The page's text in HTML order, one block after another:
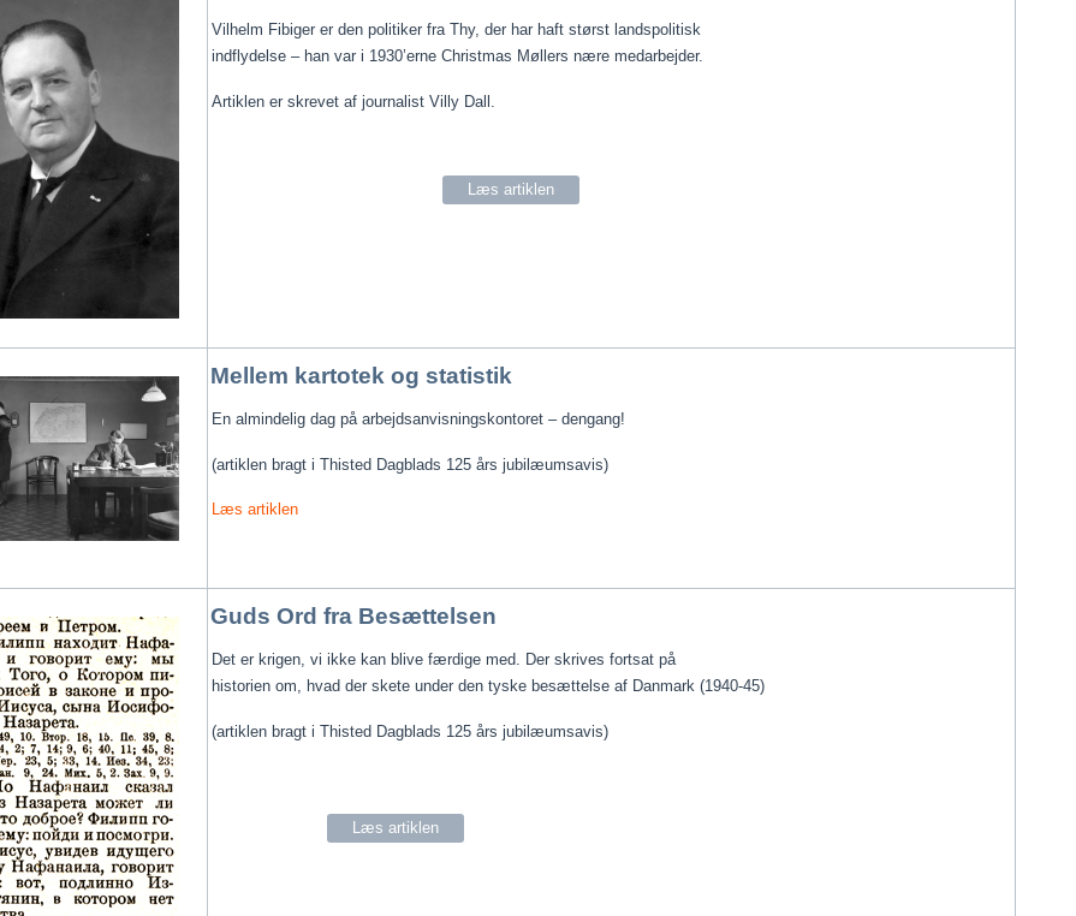
Vilhelm Fibiger er den politiker fra Thy, der har haft størst landspolitisk
indflydelse – han var i 1930’erne Christmas Møllers nære medarbejder.
Artiklen er skrevet af journalist Villy Dall.
Læs artiklen
Mellem kartotek og statistik
En almindelig dag på arbejdsanvisningskontoret – dengang!
(artiklen bragt i Thisted Dagblads 125 års jubilæumsavis)
Læs artiklen
Guds Ord fra Besættelsen
Det er krigen, vi ikke kan blive færdige med. Der skrives fortsat på
historien om, hvad der skete under den tyske besættelse af Danmark (1940-45)
(artiklen bragt i Thisted Dagblads 125 års jubilæumsavis)
Læs artiklen